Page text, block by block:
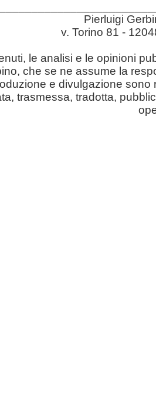
Pierluigi
v. Torino 81 -
le analisi e le opinioni
che se ne assume la
e divulgazione sono
trasmessa, tradotta,